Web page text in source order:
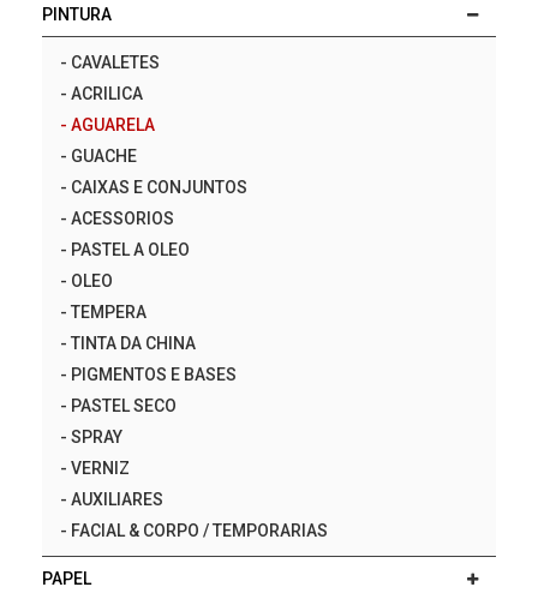
PINTURA
- CAVALETES
- ACRILICA
- AGUARELA
- GUACHE
- CAIXAS E CONJUNTOS
- ACESSORIOS
- PASTEL A OLEO
- OLEO
- TEMPERA
- TINTA DA CHINA
- PIGMENTOS E BASES
- PASTEL SECO
- SPRAY
- VERNIZ
- AUXILIARES
- FACIAL & CORPO / TEMPORARIAS
PAPEL